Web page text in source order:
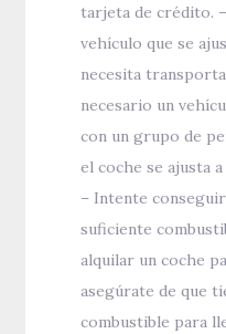
tarjeta de crédito.
vehículo que se
necesita
necesario un
con un grupo de
el coche se ajusta
– Intente
suficiente
alquilar un coche
asegúrate de que
combustible para